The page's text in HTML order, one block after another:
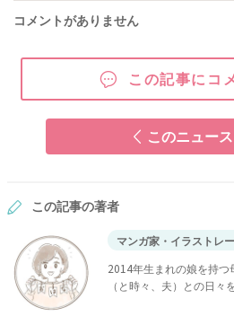
コメントがありません
この記事にコ
このニュー
この記事の著者
マンガ家・イラストレ
2014年生まれの娘を持
（と時々、夫）との日々